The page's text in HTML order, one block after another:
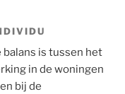
balans is tussen het
in de woningen
bij de